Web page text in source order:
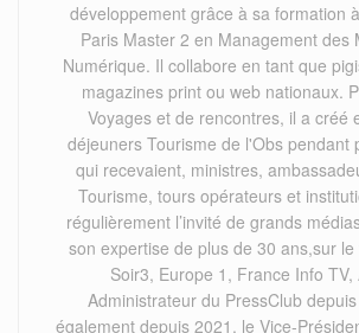
développement grâce à sa formation
Paris Master 2 en Management des
Numérique. Il collabore en tant que
magazines print ou web nationaux.
Voyages et de rencontres, il a créé
déjeuners Tourisme de l'Obs pendant
qui recevaient, ministres,
Tourisme, tours opérateurs et
régulièrement l’invité de grands
son expertise de plus de 30 ans,sur le
Soir3, Europe 1, France Info TV,
Administrateur du PressClub
également depuis 2021, le Vice-